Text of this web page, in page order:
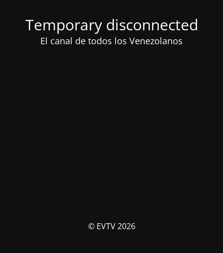
Temporary disconnected
El canal de todos los Venezolanos
© EVTV 2026